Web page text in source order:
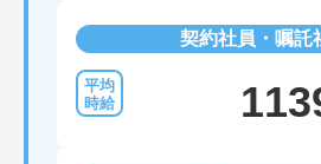
契約社員・嘱託